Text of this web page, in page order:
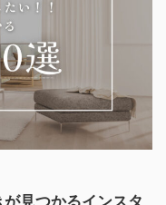
見つかるインスタ